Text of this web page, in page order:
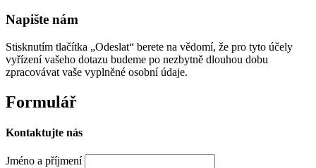
Napište nám
Stisknutím tlačítka „Odeslat“ berete na vědomí, že pro tyto účely
vyřízení vašeho dotazu budeme po nezbytně dlouhou dobu
zpracovávat vaše vyplněné osobní údaje.
Formulář
Kontaktujte nás
Jméno a příjmení